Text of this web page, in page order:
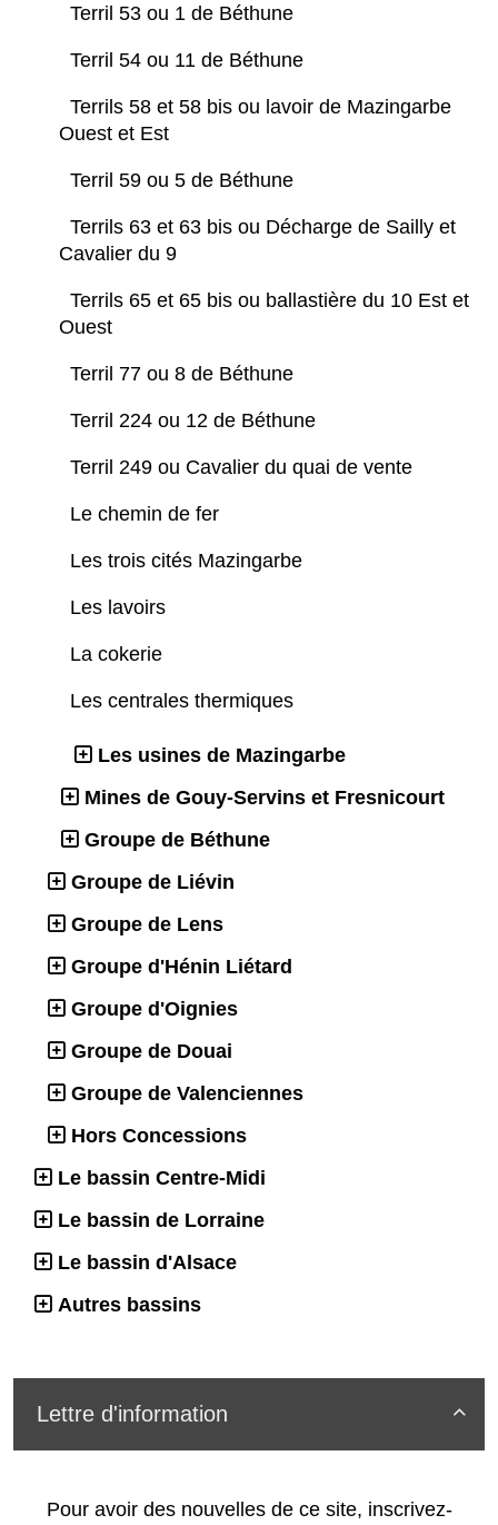
Terril 53 ou 1 de Béthune
Terril 54 ou 11 de Béthune
Terrils 58 et 58 bis ou lavoir de Mazingarbe
Ouest et Est
Terril 59 ou 5 de Béthune
Terrils 63 et 63 bis ou Décharge de Sailly et
Cavalier du 9
Terrils 65 et 65 bis ou ballastière du 10 Est et
Ouest
Terril 77 ou 8 de Béthune
Terril 224 ou 12 de Béthune
Terril 249 ou Cavalier du quai de vente
Le chemin de fer
Les trois cités Mazingarbe
Les lavoirs
La cokerie
Les centrales thermiques
Les usines de Mazingarbe
Mines de Gouy-Servins et Fresnicourt
Groupe de Béthune
Groupe de Liévin
Groupe de Lens
Groupe d'Hénin Liétard
Groupe d'Oignies
Groupe de Douai
Groupe de Valenciennes
Hors Concessions
Le bassin Centre-Midi
Le bassin de Lorraine
Le bassin d'Alsace
Autres bassins

Lettre d'information
Pour avoir des nouvelles de ce site, inscrivez-